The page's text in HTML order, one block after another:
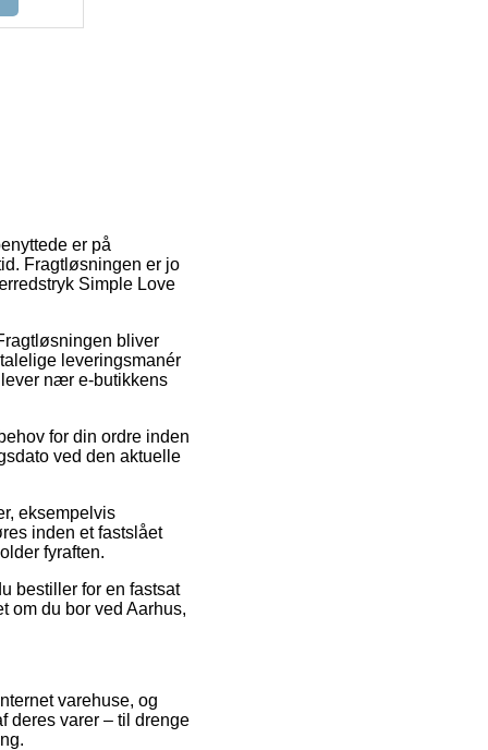
er på
Fragtløsningen er jo
Simple Love
bliver
leveringsmanér
nær e-butikkens
for din ordre inden
ved den aktuelle
eksempelvis
inden et fastslået
fyraften.
bestiller for en fastsat
om du bor ved Aarhus,
varehuse, og
deres varer – til drenge